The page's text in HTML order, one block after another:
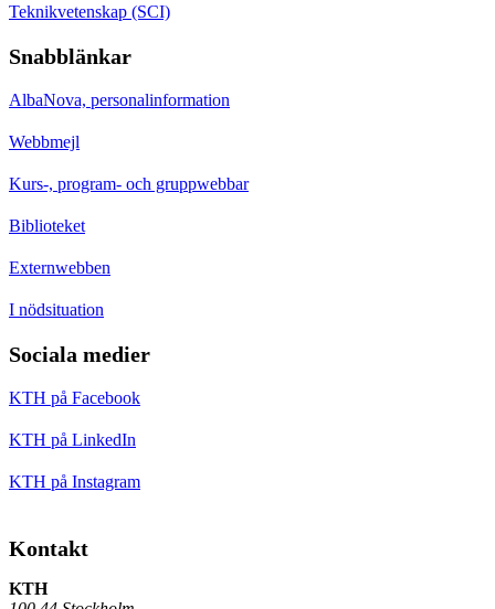
Teknikvetenskap (SCI)
Snabblänkar
AlbaNova, personalinformation
Webbmejl
Kurs-, program- och gruppwebbar
Biblioteket
Externwebben
I nödsituation
Sociala medier
KTH på Facebook
KTH på LinkedIn
KTH på Instagram
Kontakt
KTH